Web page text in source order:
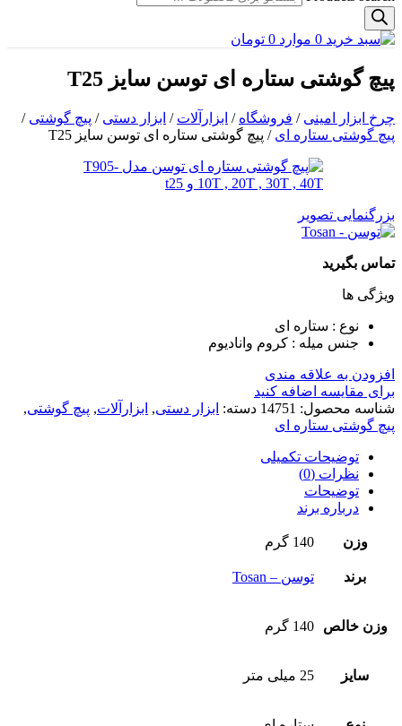
0 موارد 0 تومان
پیچ گوشتی ستاره ای توسن سایز T25
چرخ ابزار امینی / فروشگاه / ابزارآلات / ابزار دستی / پیچ گوشتی /
پیچ گوشتی ستاره ای / پیچ گوشتی ستاره ای توسن سایز T25
بزرگنمایی تصویر
تماس بگیرید
ویژگی ها
نوع : ستاره ای
جنس میله : کروم وانادیوم
افزودن به علاقه مندی
برای مقایسه اضافه کنید
شناسه محصول: 14751 دسته: ابزار دستی, ابزارآلات, پیچ گوشتی,
پیچ گوشتی ستاره ای
توضیحات تکمیلی
نظرات (0)
توضیحات
درباره برند
وزن 140 گرم
برند توسن – Tosan
وزن خالص 140 گرم
سایز 25 میلی متر